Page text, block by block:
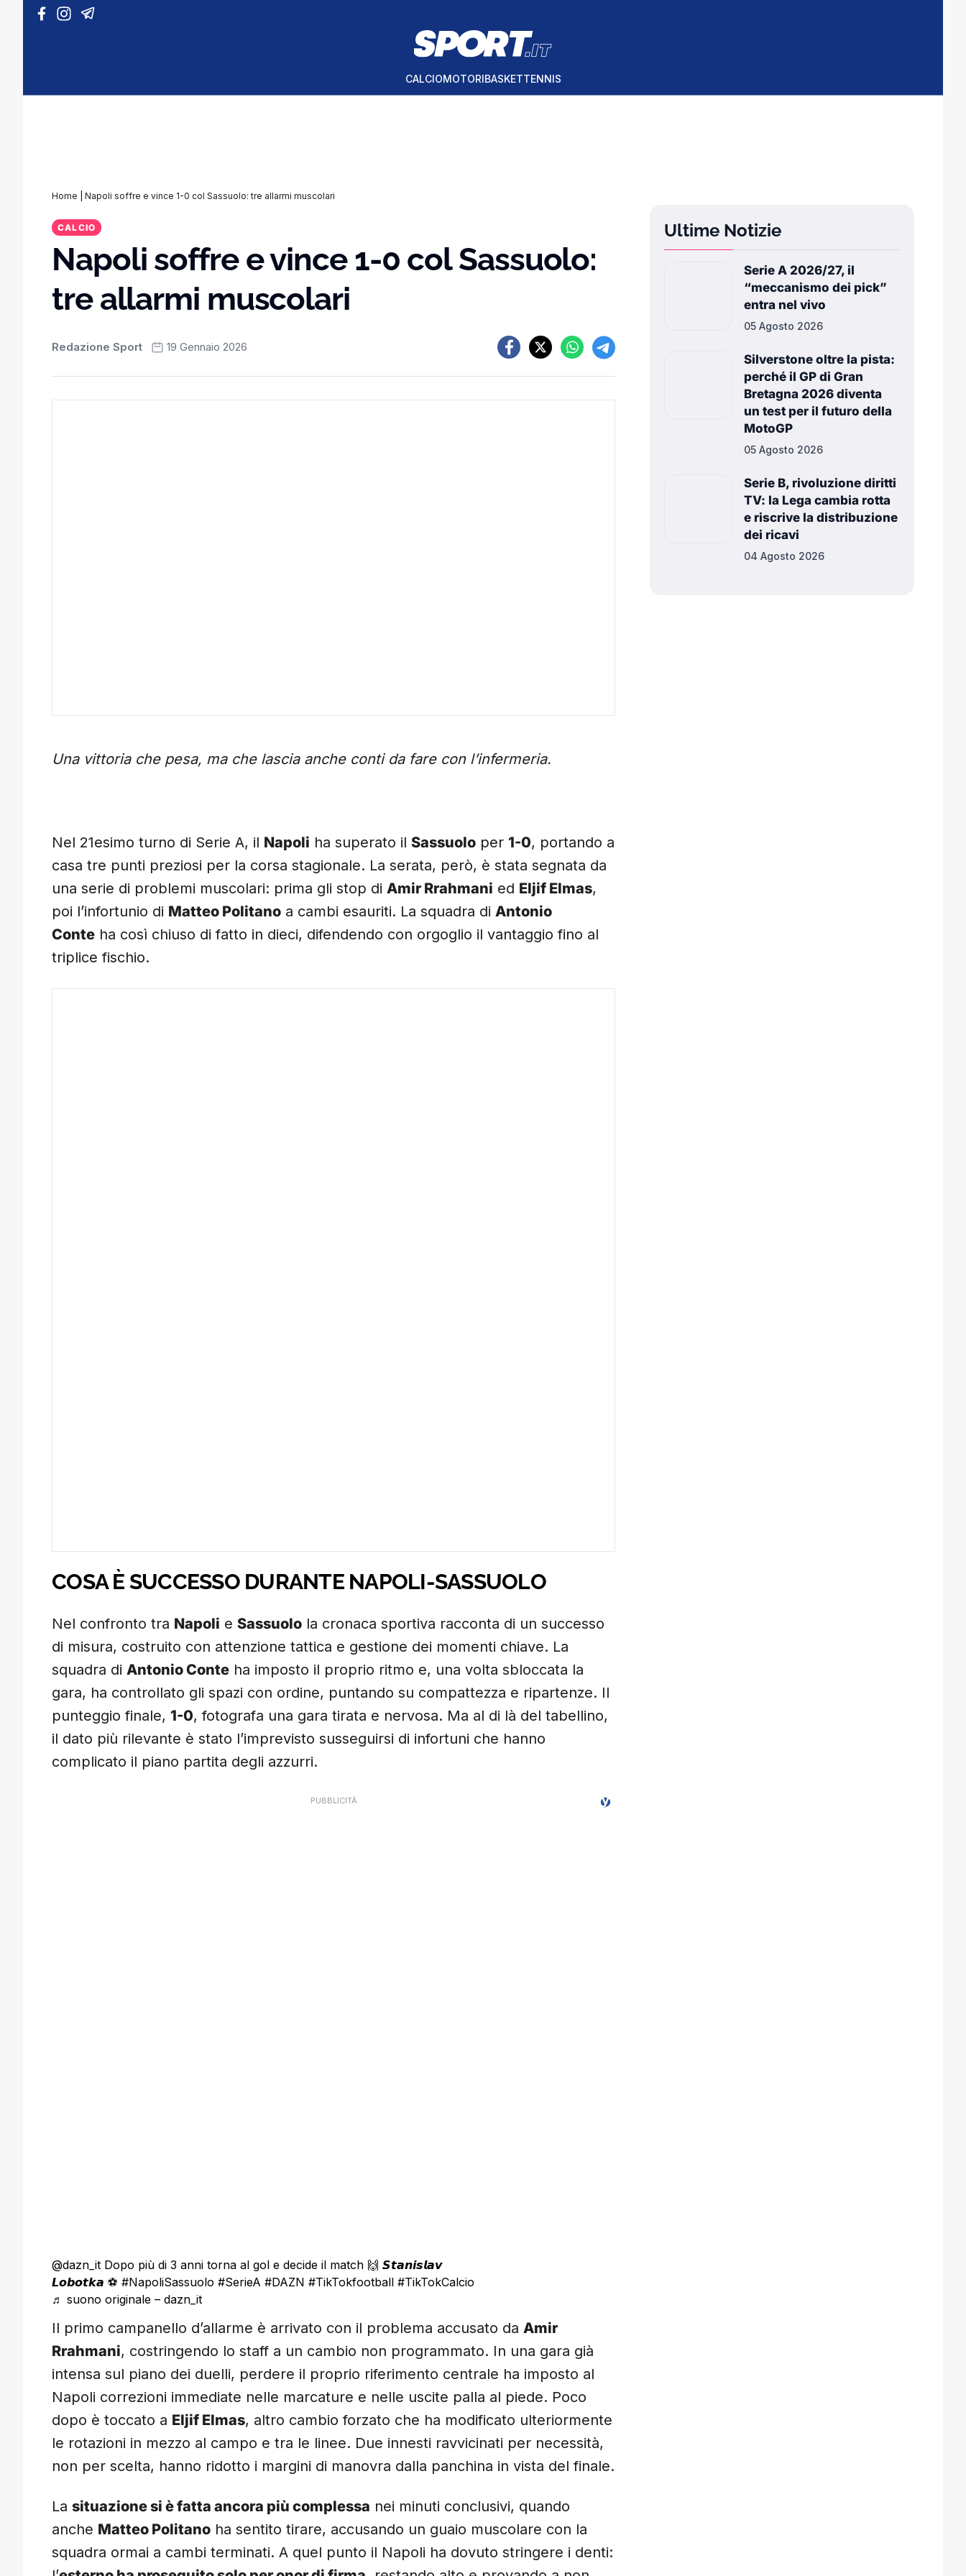
Vai al contenuto
CALCIOMOTORIBASKETTENNIS
Home Napoli soffre e vince 1-0 col Sassuolo: tre allarmi muscolari
CALCIO
Napoli soffre e vince 1-0 col Sassuolo:
tre allarmi muscolari
Redazione Sport 19 Gennaio 2026
Una vittoria che pesa, ma che lascia anche conti da fare con l’infermeria.
Nel 21esimo turno di Serie A, il Napoli ha superato il Sassuolo per 1-0, portando a
casa tre punti preziosi per la corsa stagionale. La serata, però, è stata segnata da
una serie di problemi muscolari: prima gli stop di Amir Rrahmani ed Eljif Elmas,
poi l’infortunio di Matteo Politano a cambi esauriti. La squadra di Antonio
Conte ha così chiuso di fatto in dieci, difendendo con orgoglio il vantaggio fino al
triplice fischio.
COSA È SUCCESSO DURANTE NAPOLI-SASSUOLO
Nel confronto tra Napoli e Sassuolo la cronaca sportiva racconta di un successo
di misura, costruito con attenzione tattica e gestione dei momenti chiave. La
squadra di Antonio Conte ha imposto il proprio ritmo e, una volta sbloccata la
gara, ha controllato gli spazi con ordine, puntando su compattezza e ripartenze. Il
punteggio finale, 1-0, fotografa una gara tirata e nervosa. Ma al di là del tabellino,
il dato più rilevante è stato l’imprevisto susseguirsi di infortuni che hanno
complicato il piano partita degli azzurri.
@dazn_it Dopo più di 3 anni torna al gol e decide il match 🙌 𝙎𝙩𝙖𝙣𝙞𝙨𝙡𝙖𝙫
𝙇𝙤𝙗𝙤𝙩𝙠𝙖 ⚽ #NapoliSassuolo #SerieA #DAZN #TikTokfootball #TikTokCalcio
♬ suono originale – dazn_it
Il primo campanello d’allarme è arrivato con il problema accusato da Amir
Rrahmani, costringendo lo staff a un cambio non programmato. In una gara già
intensa sul piano dei duelli, perdere il proprio riferimento centrale ha imposto al
Napoli correzioni immediate nelle marcature e nelle uscite palla al piede. Poco
dopo è toccato a Eljif Elmas, altro cambio forzato che ha modificato ulteriormente
le rotazioni in mezzo al campo e tra le linee. Due innesti ravvicinati per necessità,
non per scelta, hanno ridotto i margini di manovra dalla panchina in vista del finale.
La situazione si è fatta ancora più complessa nei minuti conclusivi, quando
anche Matteo Politano ha sentito tirare, accusando un guaio muscolare con la
squadra ormai a cambi terminati. A quel punto il Napoli ha dovuto stringere i denti:
Ultime Notizie
Serie A 2026/27, il
“meccanismo dei pick”
entra nel vivo
05 Agosto 2026
Silverstone oltre la pista:
perché il GP di Gran
Bretagna 2026 diventa
un test per il futuro della
MotoGP
05 Agosto 2026
Serie B, rivoluzione diritti
TV: la Lega cambia rotta
e riscrive la distribuzione
dei ricavi
04 Agosto 2026